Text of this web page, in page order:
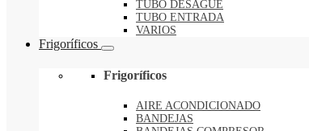
TUBO DESAGÜE
TUBO ENTRADA
VARIOS
Frigoríficos
Frigoríficos
AIRE ACONDICIONADO
BANDEJAS